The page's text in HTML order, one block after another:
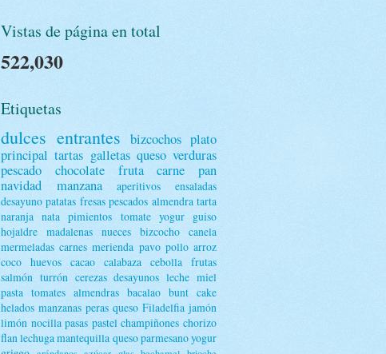
Vistas de página en total
522,030
Etiquetas
dulces entrantes bizcochos plato
principal tartas galletas queso verduras
pescado
chocolate fruta carne
pan
navidad
manzana aperitivos
ensaladas
desayuno patatas fresas pescados almendra tarta
naranja nata pimientos tomate yogur guiso
hojaldre madalenas nueces bizcocho canela
mermeladas carnes merienda pavo pollo arroz
coco huevos cacao calabaza cebolla frutas
salmón turrón cerezas desayunos leche miel
pasta tomates almendras bacalao bunt cake
helados manzanas peras queso Filadelfia jamón
limón nocilla pasas pastel champiñones chorizo
flanlechugamantequilla queso parmesanoyogur